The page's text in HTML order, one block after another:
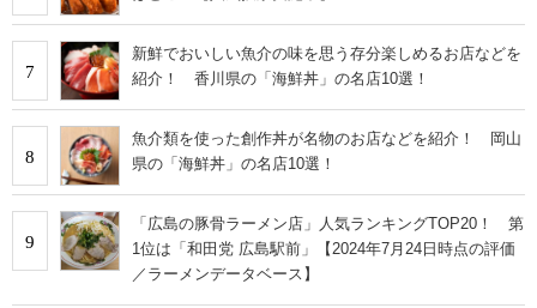
7
新鮮でおいしい魚介の味を思う存分楽しめるお店などを
紹介！ 香川県の「海鮮丼」の名店10選！
8
魚介類を使った創作丼が名物のお店などを紹介！ 岡山
県の「海鮮丼」の名店10選！
9
「広島の豚骨ラーメン店」人気ランキングTOP20！ 第
1位は「和田党 広島駅前」【2024年7月24日時点の評価
／ラーメンデータベース】